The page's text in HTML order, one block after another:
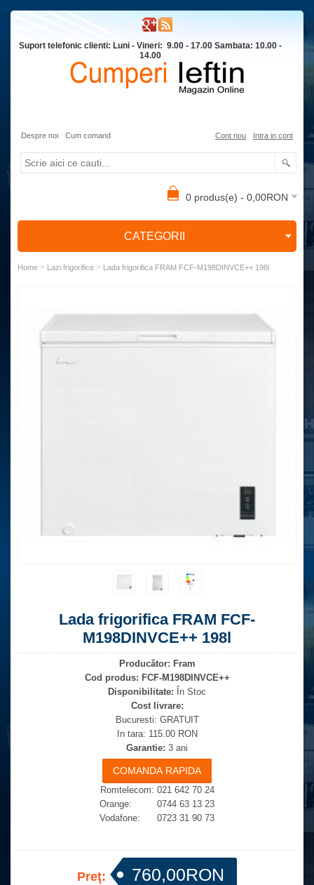
Suport telefonic clienti: Luni - Vineri: 9.00 - 17.00 Sambata: 10.00 -
14.00
Despre noi Cum comand Cont nou Intra in cont
0 produs(e) - 0,00RON
CATEGORII
Home > Lazi frigorifice > Lada frigorifica FRAM FCF-M198DINVCE++ 198l
Lada frigorifica FRAM FCF-
M198DINVCE++ 198l
Producător: Fram
Cod produs: FCF-M198DINVCE++
Disponibilitate: În Stoc
Cost livrare:
Bucuresti: GRATUIT
In tara: 115.00 RON
Garantie: 3 ani
Romtelecom: 021 642 70 24
Orange: 0744 63 13 23
Vodafone: 0723 31 90 73
Preţ: 760,00RON